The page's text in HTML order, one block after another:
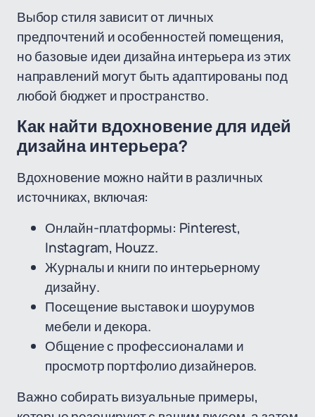
Выбор стиля зависит от личных
предпочтений и особенностей помещения,
но базовые идеи дизайна интерьера из этих
направлений могут быть адаптированы под
любой бюджет и пространство.
Как найти вдохновение для идей
дизайна интерьера?
Вдохновение можно найти в различных
источниках, включая:
Онлайн-платформы: Pinterest,
Instagram, Houzz.
Журналы и книги по интерьерному
дизайну.
Посещение выставок и шоурумов
мебели и декора.
Общение с профессионалами и
просмотр портфолио дизайнеров.
Важно собирать визуальные примеры,